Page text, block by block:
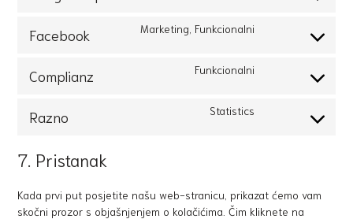
Facebook Marketing, Funkcionalni
Complianz Funkcionalni
Razno Statistics
7. Pristanak
Kada prvi put posjetite našu web-stranicu, prikazat ćemo vam
skočni prozor s objašnjenjem o kolačićima. Čim kliknete na